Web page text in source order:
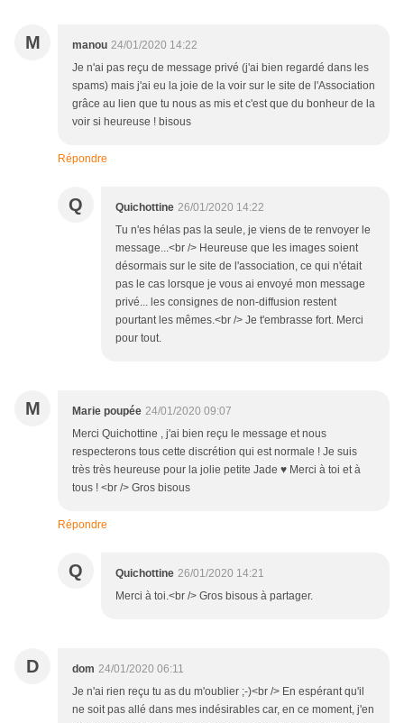
M manou 24/01/2020 14:22
Je n'ai pas reçu de message privé (j'ai bien regardé dans les
spams) mais j'ai eu la joie de la voir sur le site de l'Association
grâce au lien que tu nous as mis et c'est que du bonheur de la
voir si heureuse ! bisous
Répondre
Q Quichottine 26/01/2020 14:22
Tu n'es hélas pas la seule, je viens de te renvoyer le
message...<br /> Heureuse que les images soient
désormais sur le site de l'association, ce qui n'était
pas le cas lorsque je vous ai envoyé mon message
privé... les consignes de non-diffusion restent
pourtant les mêmes.<br /> Je t'embrasse fort. Merci
pour tout.
M Marie poupée 24/01/2020 09:07
Merci Quichottine , j'ai bien reçu le message et nous
respecterons tous cette discrétion qui est normale ! Je suis
très très heureuse pour la jolie petite Jade ♥ Merci à toi et à
tous ! <br /> Gros bisous
Répondre
Q Quichottine 26/01/2020 14:21
Merci à toi.<br /> Gros bisous à partager.
D dom 24/01/2020 06:11
Je n'ai rien reçu tu as du m'oublier ;-)<br /> En espérant qu'il
ne soit pas allé dans mes indésirables car, en ce moment, j'en